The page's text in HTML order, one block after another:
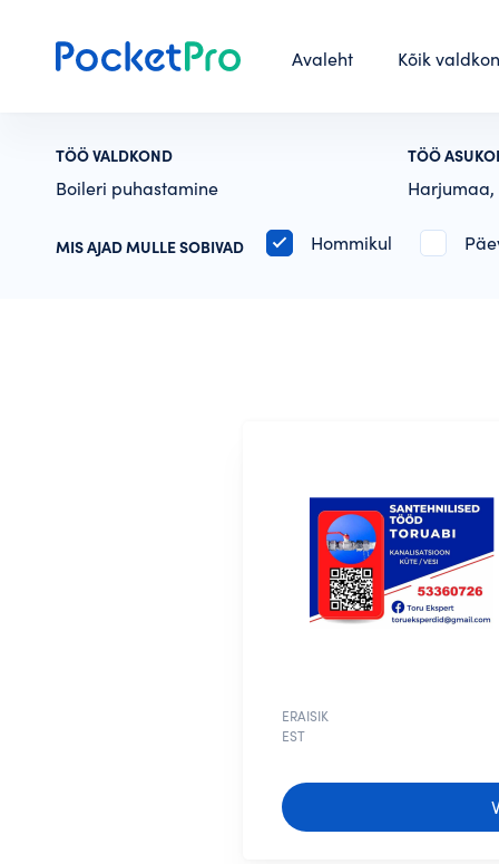
Avaleht Kõik
TÖÖ VALDKOND
Boileri puhastamine
TÖÖ
Harjumaa,
MIS AJAD MULLE SOBIVAD Hommikul
ERAISIK
EST